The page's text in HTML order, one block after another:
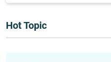
Hot Topic